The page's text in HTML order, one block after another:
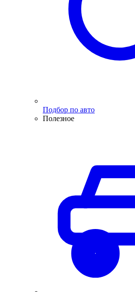
Подбор по авто
Полезное